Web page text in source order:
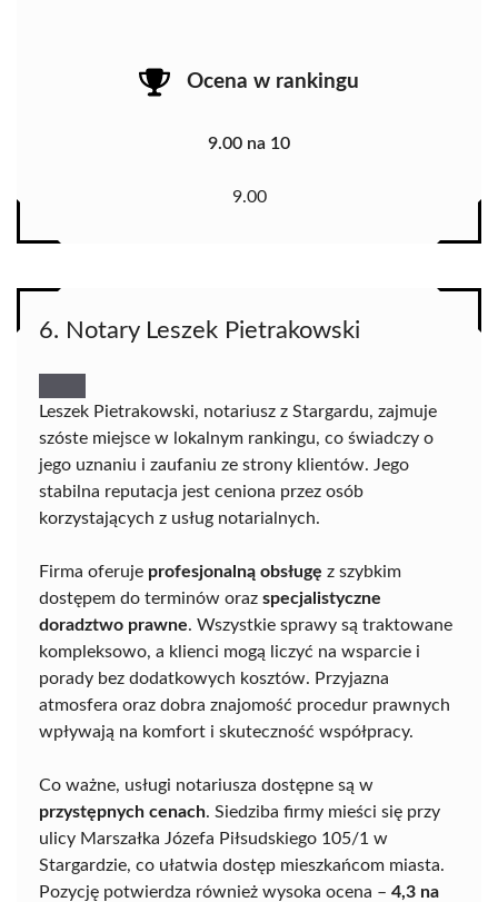
Ocena w rankingu
9.00 na 10
9.00
6. Notary Leszek Pietrakowski
Leszek Pietrakowski, notariusz z Stargardu, zajmuje
szóste miejsce w lokalnym rankingu, co świadczy o
jego uznaniu i zaufaniu ze strony klientów. Jego
stabilna reputacja jest ceniona przez osób
korzystających z usług notarialnych.
Firma oferuje profesjonalną obsługę z szybkim
dostępem do terminów oraz specjalistyczne
doradztwo prawne. Wszystkie sprawy są traktowane
kompleksowo, a klienci mogą liczyć na wsparcie i
porady bez dodatkowych kosztów. Przyjazna
atmosfera oraz dobra znajomość procedur prawnych
wpływają na komfort i skuteczność współpracy.
Co ważne, usługi notariusza dostępne są w
przystępnych cenach. Siedziba firmy mieści się przy
ulicy Marszałka Józefa Piłsudskiego 105/1 w
Stargardzie, co ułatwia dostęp mieszkańcom miasta.
Pozycję potwierdza również wysoka ocena – 4,3 na